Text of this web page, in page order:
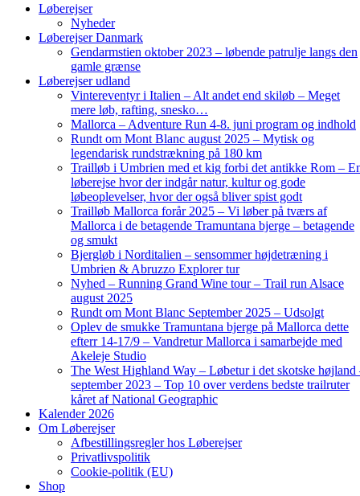
Løberejser
Nyheder
Løberejser Danmark
Gendarmstien oktober 2023 – løbende patrulje langs den
gamle grænse
Løberejser udland
Vintereventyr i Italien – Alt andet end skiløb – Meget
mere løb, rafting, snesko…
Mallorca – Adventure Run 4-8. juni program og indhold
Rundt om Mont Blanc august 2025 – Mytisk og
legendarisk rundstrækning på 180 km
Trailløb i Umbrien med et kig forbi det antikke Rom –
løberejse hvor der indgår natur, kultur og gode
løbeoplevelser, hvor der også bliver spist godt
Trailløb Mallorca forår 2025 – Vi løber på tværs af
Mallorca i de betagende Tramuntana bjerge – betagende
og smukt
Bjergløb i Norditalien – sensommer højdetræning i
Umbrien & Abruzzo Explorer tur
Nyhed – Running Grand Wine tour – Trail run Alsace
august 2025
Rundt om Mont Blanc September 2025 – Udsolgt
Oplev de smukke Tramuntana bjerge på Mallorca dette
efterr 14-17/9 – Vandretur Mallorca i samarbejde med
Akeleje Studio
The West Highland Way – Løbetur i det skotske højland
september 2023 – Top 10 over verdens bedste trailruter
kåret af National Geographic
Kalender 2026
Om Løberejser
Afbestillingsregler hos Løberejser
Privatlivspolitik
Cookie-politik (EU)
Shop